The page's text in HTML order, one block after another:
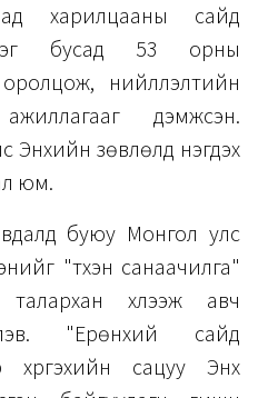
харилцааны сайд
бусад 53 орны
нийлүүлэлтийн
дэмжсэн.
Энхийн зөвлөлд нэгдэх
юм.
буюу Монгол улс
"түүхэн санаачилга"
хүлээж авч
"Ерөнхий сайд
хүргэхийн сацуу Энх